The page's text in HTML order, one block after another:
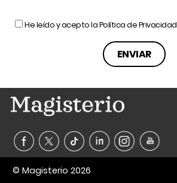
He leído y acepto laPolítica de Privacidad
© Magisterio 2026